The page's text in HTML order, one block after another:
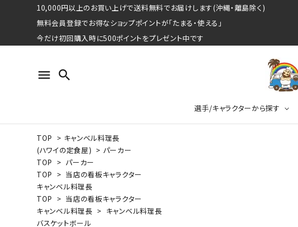
10,000円以上のお買い上げで送料無料でお届けします(沖縄・離島除く)
無料会員登録でお得なショップポイントが「たまる・使える」
今だけ初回購入時に500ポイントをプレゼント中です
menu search
選手/キャラクターから探す
プロ野球選手コレクション
日本プロサッカー選手会シリーズ
水泳競技選手コレクション
Tシャツ
パーカー
期間限定販売アイテム
特集ページ
ウォーレン･クロマティ
特集ページ
競走馬コレクション
TOP > キャンベル料理長
(ハワイの定食屋) > パーカー
TOP > パーカー
TOP > 当店の看板キャラクター
キャンベル料理長
TOP > 当店の看板キャラクター
キャンベル料理長 > キャンベル料理長
バスケットボール